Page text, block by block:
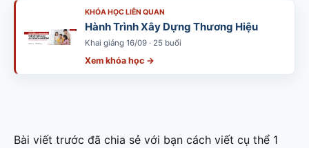
KHÓA HỌC LIÊN QUAN
Hành Trình Xây Dựng Thương Hiệu
Khai giảng 16/09 · 25 buổi
Xem khóa học →
Bài viết trước đã chia sẻ với bạn cách viết cụ thể 1